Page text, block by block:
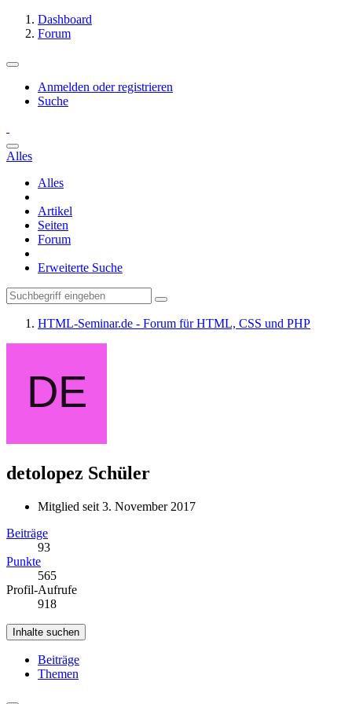
Dashboard
Forum
Anmelden oder registrieren
Suche
Alles
Alles
Artikel
Seiten
Forum
Erweiterte Suche
HTML-Seminar.de - Forum für HTML, CSS und PHP
detolopez Schüler
Mitglied seit 3. November 2017
Beiträge
93
Punkte
565
Profil-Aufrufe
918
Inhalte suchen
Beiträge
Themen